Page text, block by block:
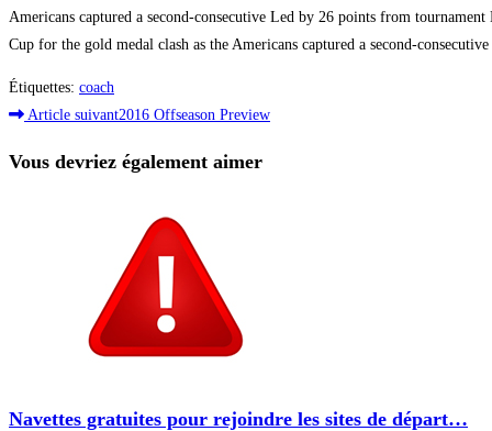
Americans captured a second-consecutive Led by 26 points from
Cup for the gold medal clash as the Americans captured a second-
Étiquettes: coach
Read
Article suivant2016 Offseason Preview
Vous devriez également aimer
Navettes gratuites pour rejoindre les sites de départ…